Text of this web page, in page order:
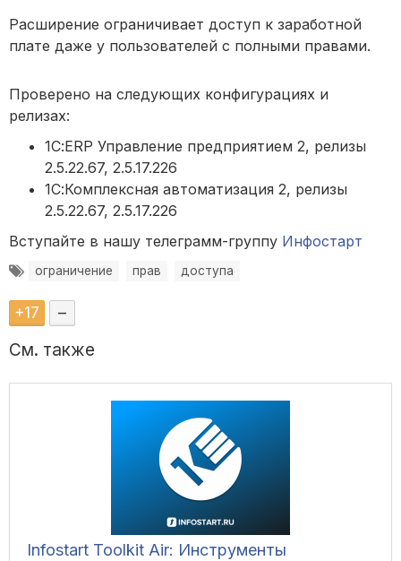
Расширение ограничивает доступ к заработной
плате даже у пользователей с полными правами.
Проверено на следующих конфигурациях и
релизах:
1С:ERP Управление предприятием 2, релизы
2.5.22.67, 2.5.17.226
1С:Комплексная автоматизация 2, релизы
2.5.22.67, 2.5.17.226
Вступайте в нашу телеграмм-группу Инфостарт
ограничение прав доступа
+17 –
См. также
Infostart Toolkit Air: Инструменты